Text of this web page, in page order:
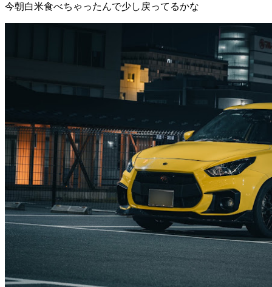
今朝白米食べちゃったんで少し戻ってるかな